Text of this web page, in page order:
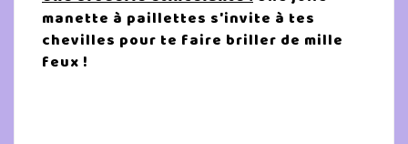
manette à paillettes s'invite à tes
chevilles pour te faire briller de mille
feux !